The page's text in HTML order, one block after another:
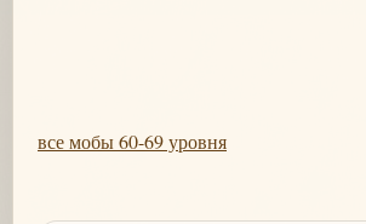
все мобы 60-69 уровня